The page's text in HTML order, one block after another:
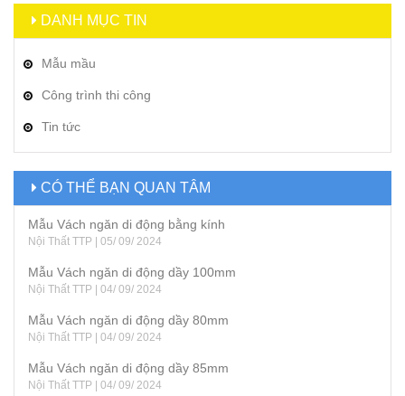
DANH MỤC TIN
Mẫu mầu
Công trình thi công
Tin tức
CÓ THỂ BẠN QUAN TÂM
Mẫu Vách ngăn di động bằng kính
Nội Thất TTP | 05/ 09/ 2024
Mẫu Vách ngăn di động dầy 100mm
Nội Thất TTP | 04/ 09/ 2024
Mẫu Vách ngăn di động dầy 80mm
Nội Thất TTP | 04/ 09/ 2024
Mẫu Vách ngăn di động dầy 85mm
Nội Thất TTP | 04/ 09/ 2024